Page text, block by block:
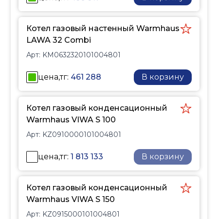
Котел газовый настенный Warmhaus
LAWA 32 Combi
Арт: KM0632320101004801
цена,тг: 461 288 В корзину
Котел газовый конденсационный
Warmhaus VIWA S 100
Арт: KZ0910000101004801
цена,тг:1 813 133 В корзину
Котел газовый конденсационный
Warmhaus VIWA S 150
Арт: KZ0915000101004801